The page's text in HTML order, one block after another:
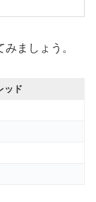
ましょう。
ッド